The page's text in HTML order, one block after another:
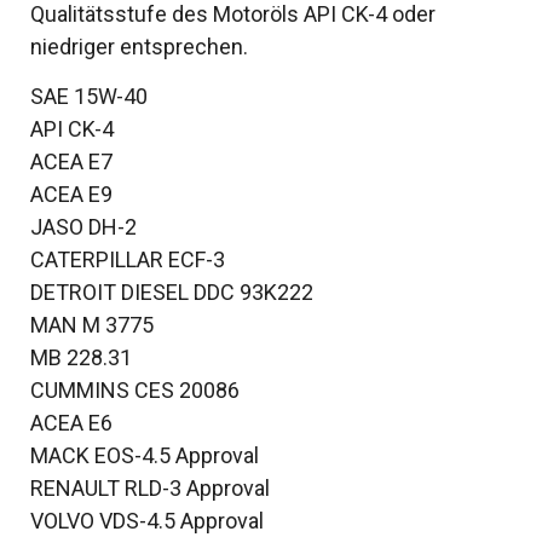
Qualitätsstufe des Motoröls API CK-4 oder
niedriger entsprechen.
SAE 15W-40
API CK-4
ACEA E7
ACEA E9
JASO DH-2
CATERPILLAR ECF-3
DETROIT DIESEL DDC 93K222
MAN M 3775
MB 228.31
CUMMINS CES 20086
ACEA E6
MACK EOS-4.5 Approval
RENAULT RLD-3 Approval
VOLVO VDS-4.5 Approval